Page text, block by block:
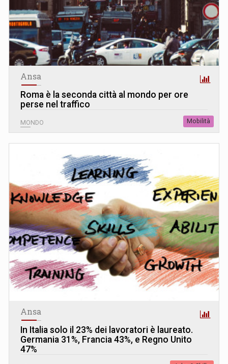
Ansa
Roma è la seconda città al mondo per ore
perse nel traffico
MONDO Mobilità
Ansa
In Italia solo il 23% dei lavoratori è laureato.
Germania 31%, Francia 43%, e Regno Unito
47%